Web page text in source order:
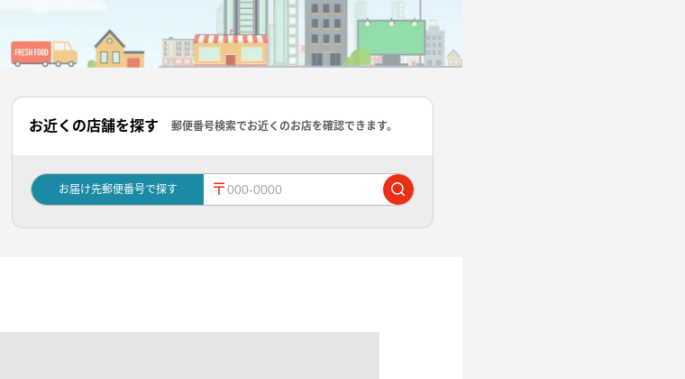
お近くの店舗を探す 郵便番号検索でお近くのお店を確認できます。
お届け先郵便番号で探す 〒